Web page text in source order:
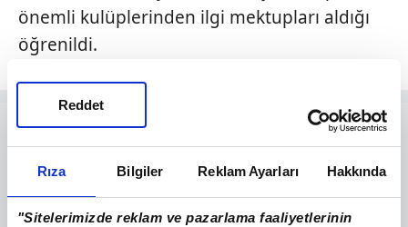
Rıza Bilgiler Reklam Ayarları Hakkında
"Sitelerimizde reklam ve pazarlama faaliyetlerinin
Reddet
önemli kulüplerinden ilgi mektupları aldığı
öğrenildi.